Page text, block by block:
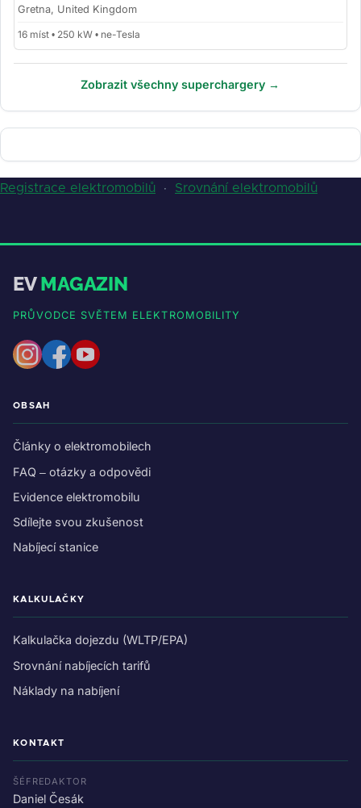
Gretna, United Kingdom
16 míst • 250 kW • ne-Tesla
Zobrazit všechny superchargery →
Registrace elektromobilů · Srovnání elektromobilů
EVMAGAZIN
PRŮVODCE SVĚTEM ELEKTROMOBILITY
OBSAH
Články o elektromobilech
FAQ – otázky a odpovědi
Evidence elektromobilu
Sdílejte svou zkušenost
Nabíjecí stanice
KALKULAČKY
Kalkulačka dojezdu (WLTP/EPA)
Srovnání nabíjecích tarifů
Náklady na nabíjení
KONTAKT
ŠÉFREDAKTOR
Daniel Česák